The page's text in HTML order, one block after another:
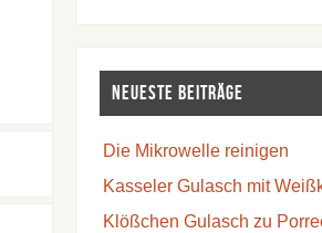
Neueste Beiträge
Die Mikrowelle reinigen
Kasseler Gulasch mit
Klößchen Gulasch zu